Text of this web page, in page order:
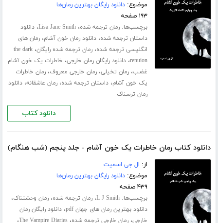
موضوع:دانلود رایگان بهترین رمان‌ها
۱۹۳ صفحه
برچسب‌ها:رمان ترجمه شده،Lisa Jane Smith،دانلود
داستان ترجمه شده،دانلود رمان خون آشام،رمان های
انگلیسی ترجمه شده،رمان ترجمه شده رایگان،the dark
renuion،دانلود رایگان رمان خارجی، خاطرات یک خون آشام
غضب،رمان تخیلی،رمان خارجی معروف،رمان خاطرات
یک خون آشام،داستان ترجمه شده،رمان عاشقانه،دانلود
رمان ترسناک
دانلود کتاب
دانلود کتاب رمان خاطرات یک خون آشام - جلد پنجم (شب هنگام)
از: ال جی اسمیت
موضوع:دانلود رایگان بهترین رمان‌ها
۴۳۹ صفحه
برچسب‌ها:L J Smith،رمان ترجمه شده،رمان وحشتناک،
دانلود بهترین رمان های جهان pdf ،دانلود رایگان رمان
خارجی،رمان خارجی ترجمه شده،The Vampire Diaries،